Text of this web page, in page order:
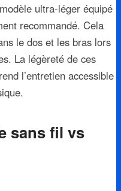
ultra-léger équipé
recommandé. Cela
le dos et les bras lors
La légèreté de ces
l’entretien accessible
sans fil vs